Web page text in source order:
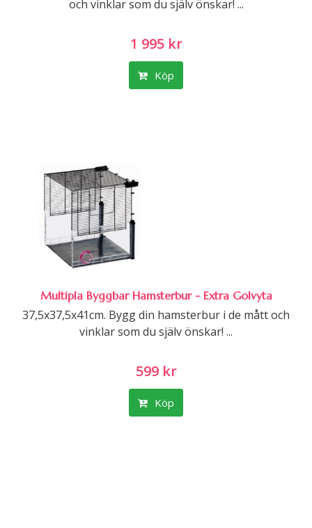
och vinklar som du själv önskar! ...
1 995 kr
Köp
Multipla Byggbar Hamsterbur - Extra Golvyta
37,5x37,5x41cm. Bygg din hamsterbur i de mått och
vinklar som du själv önskar! ...
599 kr
Köp